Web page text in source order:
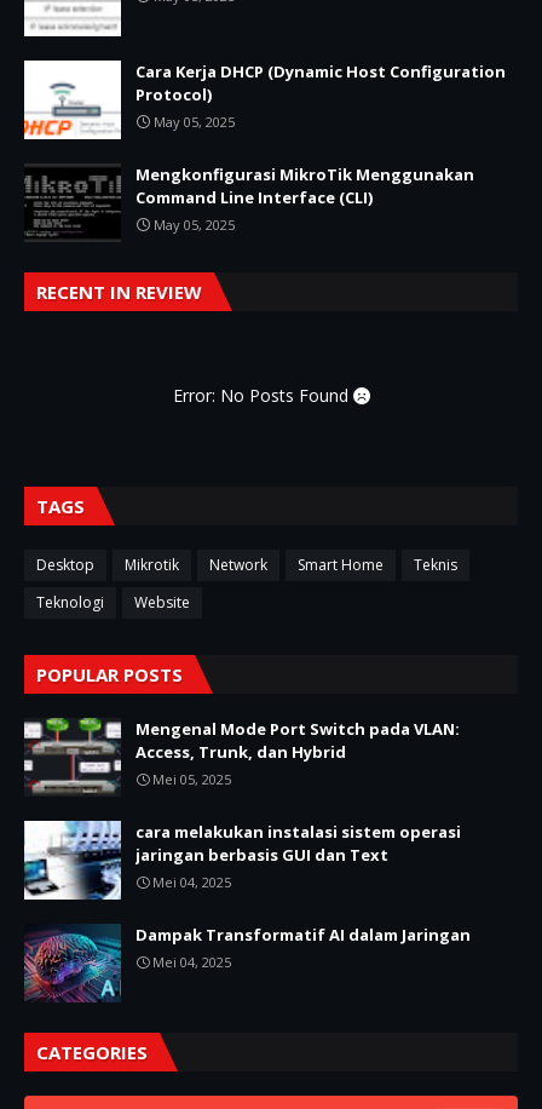
Cara Kerja DHCP (Dynamic Host Configuration
Protocol)
May 05, 2025
Mengkonfigurasi MikroTik Menggunakan
Command Line Interface (CLI)
May 05, 2025
RECENT IN REVIEW
Error: No Posts Found
TAGS
Desktop Mikrotik Network Smart Home
Teknis
Teknologi
Website
POPULAR POSTS
Mengenal Mode Port Switch pada VLAN:
Access, Trunk, dan Hybrid
Mei 05, 2025
cara melakukan instalasi sistem operasi
jaringan berbasis GUI dan Text
Mei 04, 2025
Dampak Transformatif AI dalam Jaringan
Mei 04, 2025
CATEGORIES